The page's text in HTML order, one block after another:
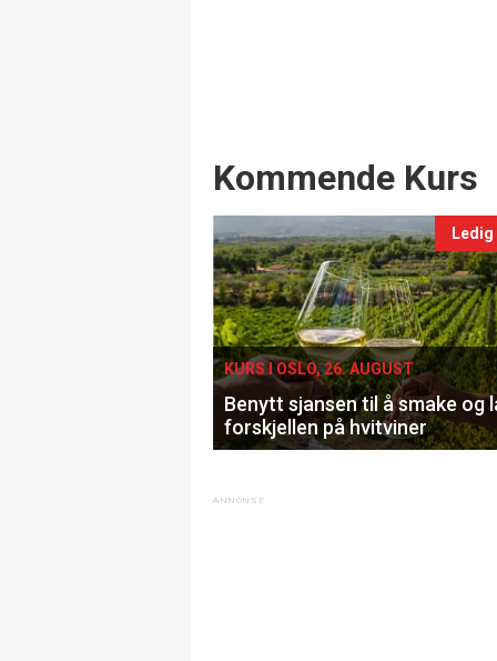
Events
Kommende Kurs
Ledig
KURS I OSLO, 26. AUGUST
Benytt sjansen til å smake og
forskjellen på hvitviner